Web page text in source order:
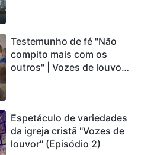
catástrofes ccontecem, a
humanidade está
entrando em contagem
Testemunho de fé "Não
compito mais com os
outros" | Vozes de louvor
Espetáculo de variedades
da igreja cristã "Vozes de
louvor" (Episódio 2)